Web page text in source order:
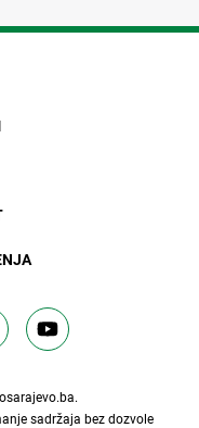
.
sadržaja bez dozvole